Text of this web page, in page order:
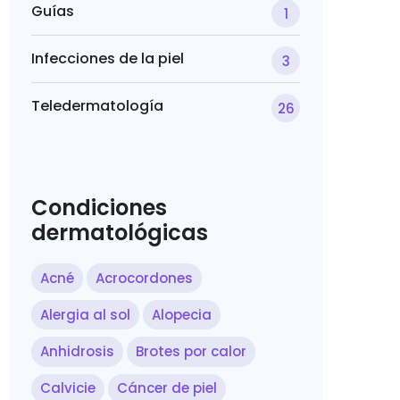
Guías 1
Infecciones de la piel 3
Teledermatología 26
Condiciones
dermatológicas
Acné
Acrocordones
Alergia al sol
Alopecia
Anhidrosis
Brotes por calor
Calvicie
Cáncer de piel